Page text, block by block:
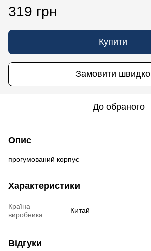
319 грн
Купити
Замовити швидко
До обраного
Опис
прогумований корпус
Характеристики
Країна
виробника
Китай
Відгуки